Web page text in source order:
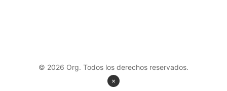
×
© 2026 Org. Todos los derechos reservados.